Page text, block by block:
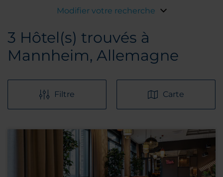
Modifier votre recherche
3 Hôtel(s) trouvés à
Mannheim, Allemagne
Filtre Carte